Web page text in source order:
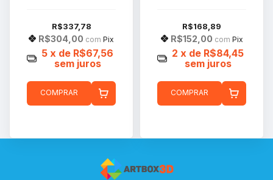
R$337,78
R$304,00 com Pix
5 x de R$67,56
sem juros
COMPRAR
R$168,89
R$152,00 com Pix
2 x de R$84,45
sem juros
COMPRAR